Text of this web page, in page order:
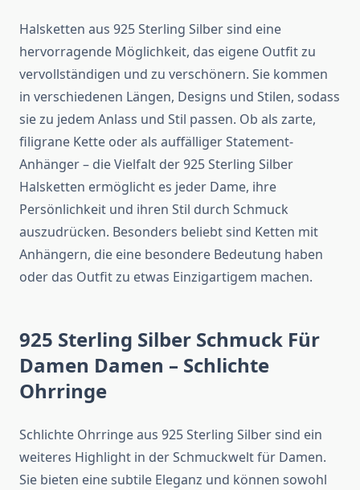
Halsketten aus 925 Sterling Silber sind eine
hervorragende Möglichkeit, das eigene Outfit zu
vervollständigen und zu verschönern. Sie kommen
in verschiedenen Längen, Designs und Stilen, sodass
sie zu jedem Anlass und Stil passen. Ob als zarte,
filigrane Kette oder als auffälliger Statement-
Anhänger – die Vielfalt der 925 Sterling Silber
Halsketten ermöglicht es jeder Dame, ihre
Persönlichkeit und ihren Stil durch Schmuck
auszudrücken. Besonders beliebt sind Ketten mit
Anhängern, die eine besondere Bedeutung haben
oder das Outfit zu etwas Einzigartigem machen.
925 Sterling Silber Schmuck Für
Damen Damen – Schlichte
Ohrringe
Schlichte Ohrringe aus 925 Sterling Silber sind ein
weiteres Highlight in der Schmuckwelt für Damen.
Sie bieten eine subtile Eleganz und können sowohl